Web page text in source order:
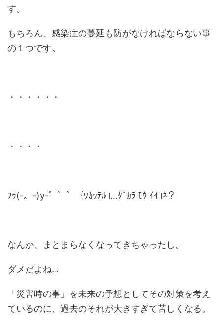
す。
もちろん、感染症の蔓延も防がなければならない事
の１つです。
・・・・・・
・・・・
ﾌｩ(-。-)y-゜゜゜｛ﾜｶｯﾃﾙﾖ…ﾀﾞｶﾗ ﾓｳ ｲｲﾖﾈ？
なんか、まとまらなくなってきちゃったし。
ダメだよね…
「災害時の事」を未来の予想としてその対策を考え
ているのに、過去のそれが大きすぎて苦しくなる。